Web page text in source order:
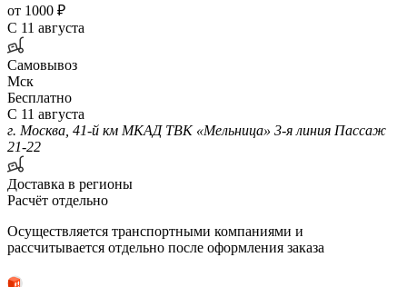
от 1000 ₽
С 11 августа
Самовывоз
Мск
Бесплатно
С 11 августа
г. Москва, 41-й км МКАД ТВК «Мельница» 3-я линия Пассаж
21-22
Доставка в регионы
Расчёт отдельно
Осуществляется транспортными компаниями и
рассчитывается отдельно после оформления заказа